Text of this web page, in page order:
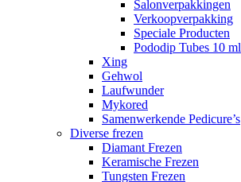
Salonverpakkingen
Verkoopverpakking
Speciale Producten
Pododip Tubes 10 ml
Xing
Gehwol
Laufwunder
Mykored
Samenwerkende Pedicure’s
Diverse frezen
Diamant Frezen
Keramische Frezen
Tungsten Frezen